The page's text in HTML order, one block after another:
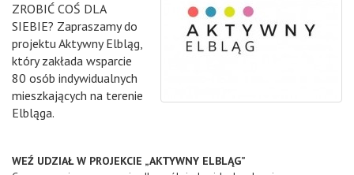
ZROBIĆ COŚ DLA
SIEBIE? Zapraszamy do
projektu Aktywny Elbląg,
który zakłada wsparcie
80 osób indywidualnych
mieszkających na terenie
Elbląga.
WEŹ UDZIAŁ W PROJEKCIE „AKTYWNY ELBLĄG”